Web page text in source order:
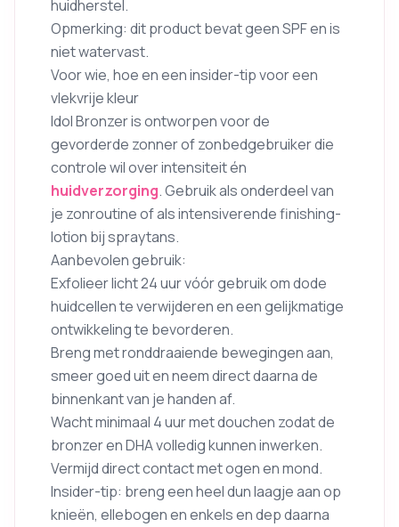
huidherstel.
Opmerking: dit product bevat geen SPF en is
niet watervast.
Voor wie, hoe en een insider-tip voor een
vlekvrije kleur
Idol Bronzer is ontworpen voor de
gevorderde zonner of zonbedgebruiker die
controle wil over intensiteit én
huidverzorging. Gebruik als onderdeel van
je zonroutine of als intensiverende finishing-
lotion bij spraytans.
Aanbevolen gebruik:
Exfolieer licht 24 uur vóór gebruik om dode
huidcellen te verwijderen en een gelijkmatige
ontwikkeling te bevorderen.
Breng met ronddraaiende bewegingen aan,
smeer goed uit en neem direct daarna de
binnenkant van je handen af.
Wacht minimaal 4 uur met douchen zodat de
bronzer en DHA volledig kunnen inwerken.
Vermijd direct contact met ogen en mond.
Insider-tip: breng een heel dun laagje aan op
knieën, ellebogen en enkels en dep daarna